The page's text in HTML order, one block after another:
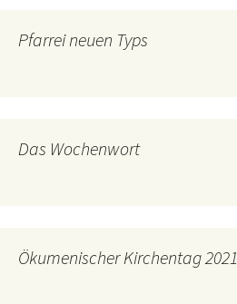
Pfarrei neuen Typs
Das Wochenwort
Ökumenischer Kirchentag 2021